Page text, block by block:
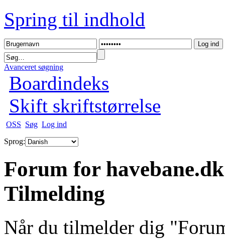
Spring til indhold
Avanceret søgning
Boardindeks
Skift skriftstørrelse
OSS Søg Log ind
Sprog:
Forum for
Tilmelding
Når du tilmelder dig